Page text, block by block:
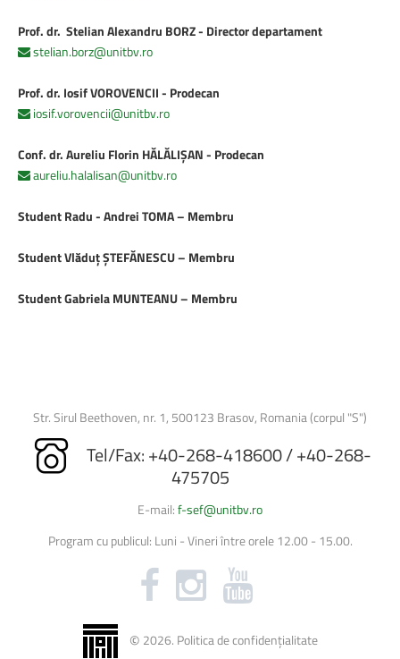
Prof. dr. StelianAlexandru BORZ - Director departament
stelian.borz@unitbv.ro
Prof. dr. Iosif VOROVENCII - Prodecan
iosif.vorovencii@unitbv.ro
Conf. dr. Aureliu Florin HĂLĂLIȘAN - Prodecan
aureliu.halalisan@unitbv.ro
Student Radu - Andrei TOMA – Membru
Student Vlăduț ȘTEFĂNESCU – Membru
Student Gabriela MUNTEANU – Membru
Str. Sirul Beethoven, nr. 1, 500123 Brasov, Romania (corpul "S")
Tel/Fax: +40-268-418600 / +40-268-
475705
E-mail:f-sef@unitbv.ro
Program cu publicul: Luni - Vineri între orele 12.00 - 15.00.
© 2026. Politica de confidențialitate